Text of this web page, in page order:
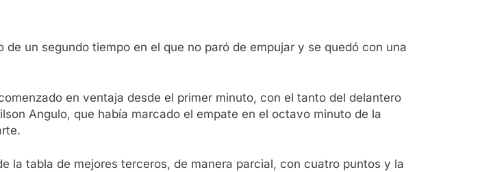
un segundo tiempo en el que no paró de empujar y se quedó con una
en ventaja desde el primer minuto, con el tanto del delantero
Angulo, que había marcado el empate en el octavo minuto de la
la tabla de mejores terceros, de manera parcial, con cuatro puntos y la